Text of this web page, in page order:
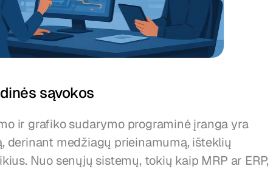
sąvokos
ir grafiko sudarymo programinė įranga yra
derinant medžiagų prieinamumą, išteklių
Nuo senųjų sistemų, tokių kaip MRP ar ERP,